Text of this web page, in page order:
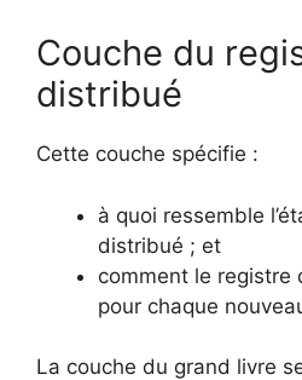
Couche du
distribué
Cette couche spécifie :
à quoi ressemble
distribué ; et
comment le registre
pour chaque
La couche du grand livre